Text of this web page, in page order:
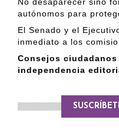
autónomos para
El Senado y el
inmediato a los
Consejos
independencia